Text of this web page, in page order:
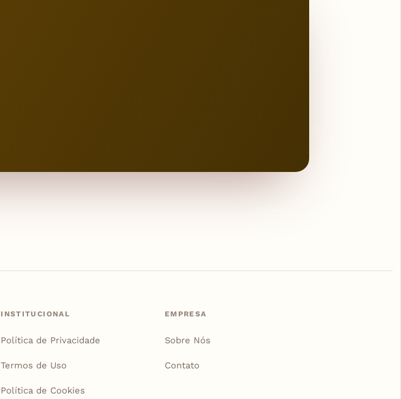
INSTITUCIONAL
Política de Privacidade
Termos de Uso
Política de Cookies
EMPRESA
Sobre Nós
Contato